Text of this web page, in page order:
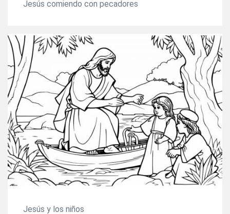
Jesús comiendo con pecadores
Jesús y los niños